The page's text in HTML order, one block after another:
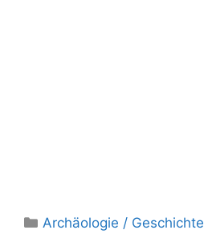
Kategorien
Archäologie /